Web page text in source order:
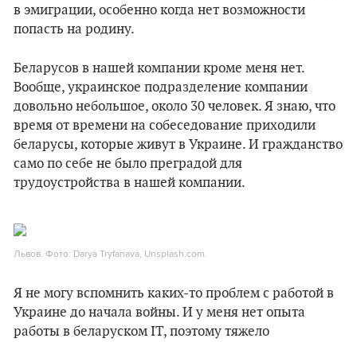
в эмиграции, особенно когда нет возможности
попасть на родину.
Беларусов в нашей компании кроме меня нет.
Вообще, украинское подразделение компании
довольно небольшое, около 30 человек. Я знаю, что
время от времени на собеседование приходили
беларусы, которые живут в Украине. И гражданство
само по себе не было преградой для
трудоустройства в нашей компании.
Львов. Фото: Darya Tryfanava, Unsplash.com.
Я не могу вспомнить каких-то проблем с работой в
Украине до начала войны. И у меня нет опыта
работы в беларуском IT, поэтому тяжело